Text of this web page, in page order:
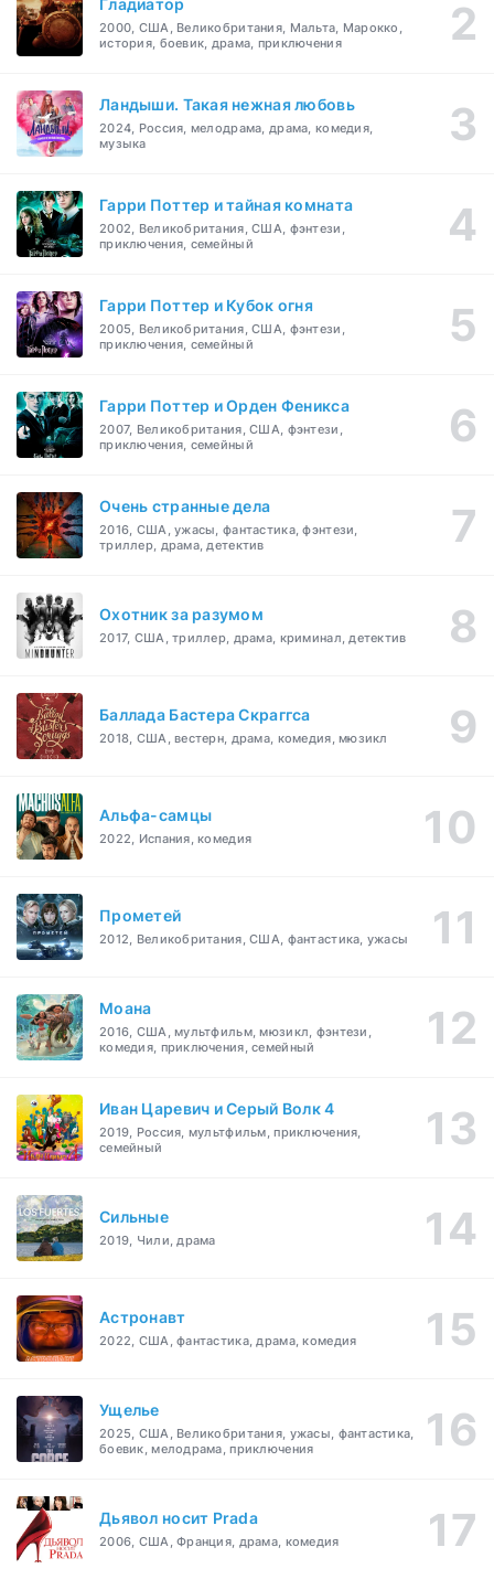
Гладиатор
2000, США, Великобритания, Мальта, Марокко,
история, боевик, драма, приключения
Ландыши. Такая нежная любовь
2024, Россия, мелодрама, драма, комедия,
музыка
Гарри Поттер и тайная комната
2002, Великобритания, США, фэнтези,
приключения, семейный
Гарри Поттер и Кубок огня
2005, Великобритания, США, фэнтези,
приключения, семейный
Гарри Поттер и Орден Феникса
2007, Великобритания, США, фэнтези,
приключения, семейный
Очень странные дела
2016, США, ужасы, фантастика, фэнтези,
триллер, драма, детектив
Охотник за разумом
2017, США, триллер, драма, криминал, детектив
Баллада Бастера Скраггса
2018, США, вестерн, драма, комедия, мюзикл
Альфа-самцы
2022, Испания, комедия
Прометей
2012, Великобритания, США, фантастика, ужасы
Моана
2016, США, мультфильм, мюзикл, фэнтези,
комедия, приключения, семейный
Иван Царевич и Серый Волк 4
2019, Россия, мультфильм, приключения,
семейный
Сильные
2019, Чили, драма
Астронавт
2022, США, фантастика, драма, комедия
Ущелье
2025, США, Великобритания, ужасы, фантастика,
боевик, мелодрама, приключения
Дьявол носит Prada
2006, США, Франция, драма, комедия